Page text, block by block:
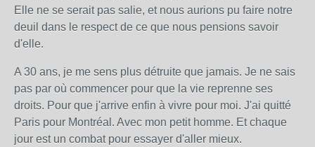
Elle ne se serait pas salie, et nous aurions pu faire notre
deuil dans le respect de ce que nous pensions savoir
d'elle.
A 30 ans, je me sens plus détruite que jamais. Je ne sais
pas par où commencer pour que la vie reprenne ses
droits. Pour que j'arrive enfin à vivre pour moi. J'ai quitté
Paris pour Montréal. Avec mon petit homme. Et chaque
jour est un combat pour essayer d'aller mieux.